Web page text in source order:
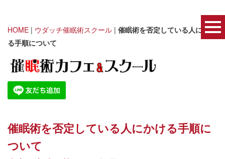
HOME | ウダッチ催眠術スクール | 催眠術を否定している人にかけ
る手順について
催眠術を否定している人にかける手順に
ついて